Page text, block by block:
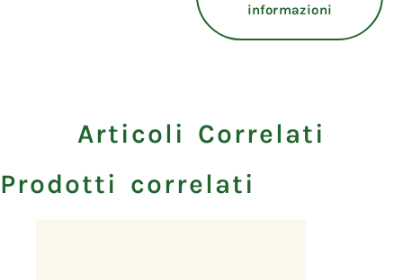
informazioni
Articoli Correlati
Prodotti correlati